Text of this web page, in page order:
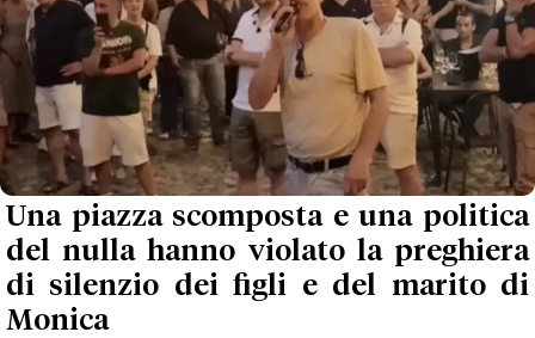
Una piazza scomposta e una politica
del nulla hanno violato la preghiera
di silenzio dei figli e del marito di
Monica